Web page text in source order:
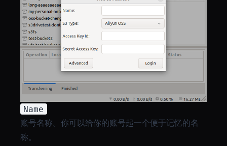
Name
账号名称。你可以给你的账号起一个便于记忆的名
称。